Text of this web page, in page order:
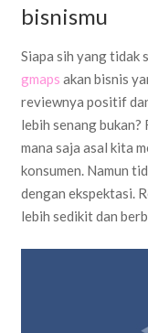
bisnismu
Siapa sih yang tidak
gmaps akan bisnis
reviewnya positif
lebih senang
mana saja asal kita
konsumen. Namun
dengan ekspektasi.
lebih sedikit dan